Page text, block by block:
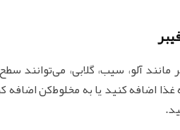
اضافه کنید یا به مخلوط‌کن اضافه